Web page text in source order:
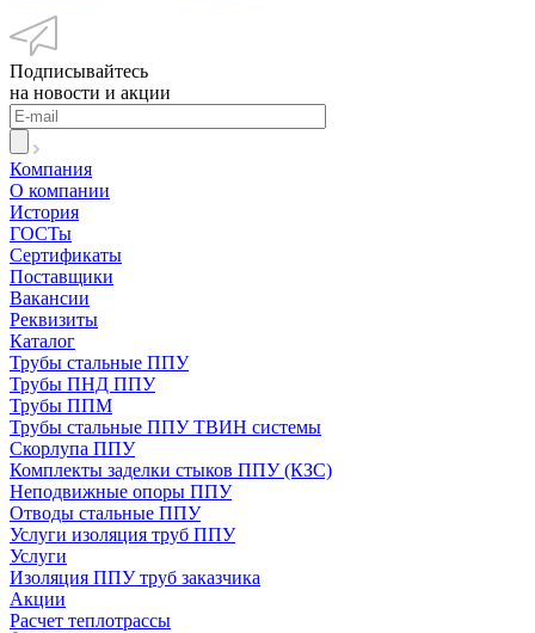
Подписывайтесь
на новости и акции
Компания
О компании
История
ГОСТы
Сертификаты
Поставщики
Вакансии
Реквизиты
Каталог
Трубы стальные ППУ
Трубы ПНД ППУ
Трубы ППМ
Трубы стальные ППУ ТВИН системы
Скорлупа ППУ
Комплекты заделки стыков ППУ (КЗС)
Неподвижные опоры ППУ
Отводы стальные ППУ
Услуги изоляция труб ППУ
Услуги
Изоляция ППУ труб заказчика
Акции
Расчет теплотрассы